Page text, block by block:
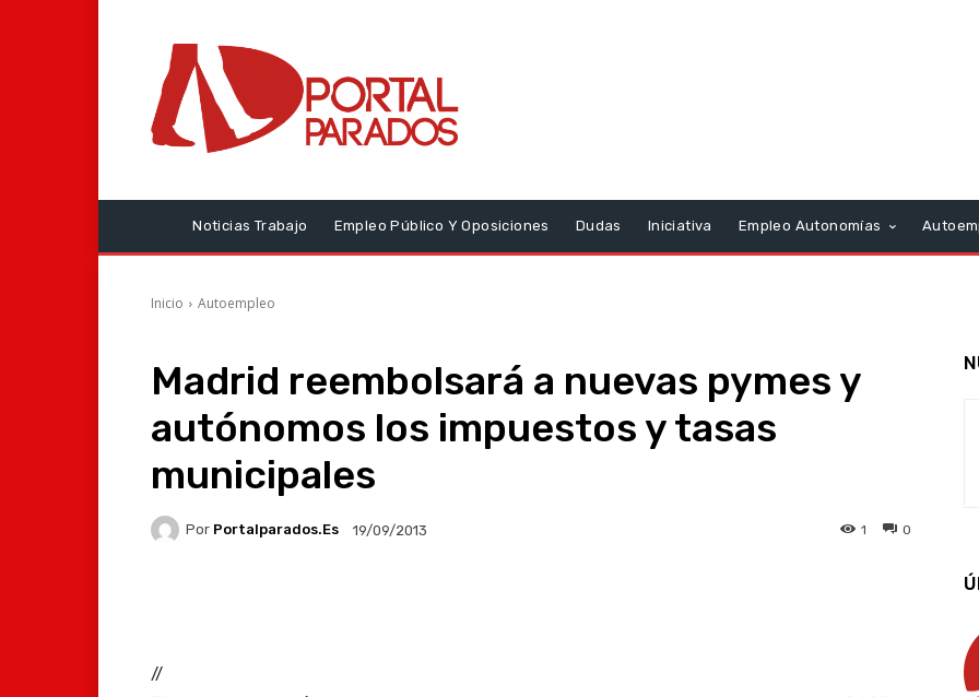
Noticias Trabajo Empleo Público Y Oposiciones Dudas Iniciativa Empleo Autonomías
Inicio Autoempleo
Madrid reembolsará a nuevas pymes y
autónomos los impuestos y tasas
municipales
Por Portalparados.es 19/09/2013 0
1
//